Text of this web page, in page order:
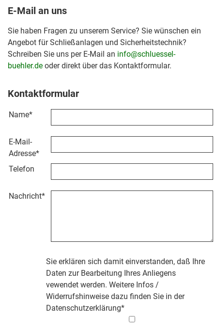
E-Mail an uns
Sie haben Fragen zu unserem Service? Sie wünschen ein
Angebot für Schließanlagen und Sicherheitstechnik?
Schreiben Sie uns per E-Mail an info@schluessel-
buehler.de oder direkt über das Kontaktformular.
Kontaktformular
Name*
E-Mail-
Adresse*
Telefon
Nachricht*
Sie erklären sich damit einverstanden, daß Ihre
Daten zur Bearbeitung Ihres Anliegens
vewendet werden. Weitere Infos /
Widerrufshinweise dazu finden Sie in der
Datenschutzerklärung*